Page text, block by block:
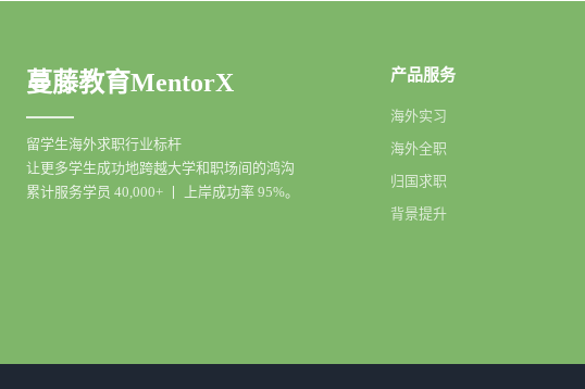
蔓藤教育MentorX
留学生海外求职行业标杆
让更多学生成功地跨越大学和职场间的鸿沟
累计服务学员 40,000+ 丨 上岸成功率 95%。
产品服务
海外实习
海外全职
归国求职
背景提升